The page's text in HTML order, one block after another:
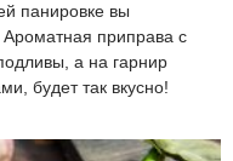
панировке вы
приправа с
а на гарнир
будет так вкусно!